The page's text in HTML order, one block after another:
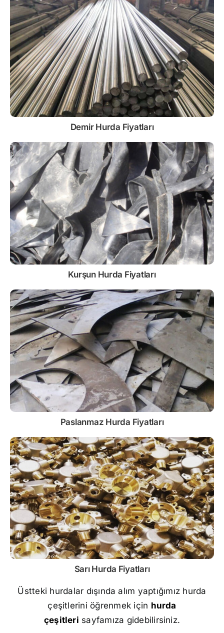
Demir Hurda Fiyatları
Kurşun Hurda Fiyatları
Paslanmaz Hurda Fiyatları
Sarı Hurda Fiyatları
Üstteki hurdalar dışında alım yaptığımız hurda
çeşitlerini öğrenmek için hurda
çeşitleri sayfamıza gidebilirsiniz.